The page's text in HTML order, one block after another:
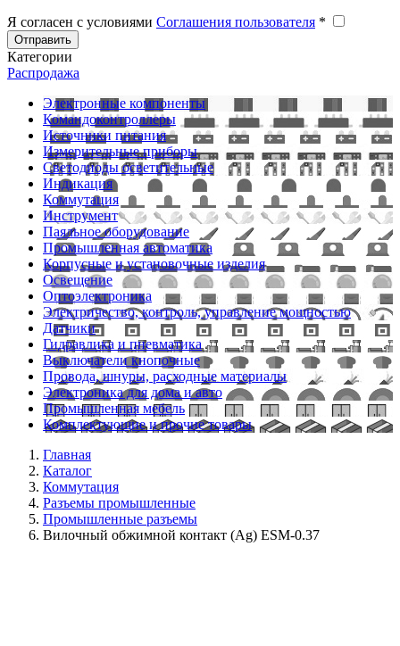
Я согласен с условиями Соглашения пользователя *
Отправить
Категории
Распродажа
Электронные компоненты
Командоконтроллеры
Источники питания
Измерительные приборы
Светодиоды осветительные
Индикация
Коммутация
Инструмент
Паяльное оборудование
Промышленная автоматика
Корпусные и установочные изделия
Освещение
Оптоэлектроника
Электричество, контроль, управление мощностью
Датчики
Гидравлика и пневматика
Выключатели кнопочные
Провода, шнуры, расходные материалы
Электроника для дома и авто
Промышленная мебель
Комплектующие и прочие товары
Главная
Каталог
Коммутация
Разъемы промышленные
Промышленные разъемы
Вилочный обжимной контакт (Ag) ESM-0.37